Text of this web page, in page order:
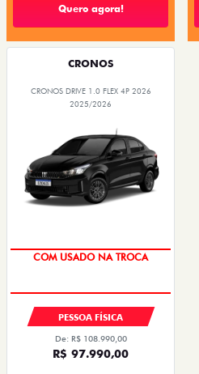
Quero agora!
CRONOS
CRONOS DRIVE 1.0 FLEX 4P 2026
2025/2026
SUPER DESCONTO
PESSOA FÍSICA
De: R$ 108.990,00
R$ 97.990,00